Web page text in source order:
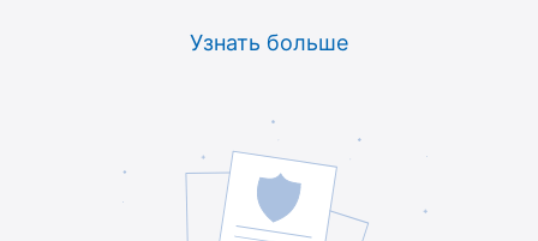
Узнать больше